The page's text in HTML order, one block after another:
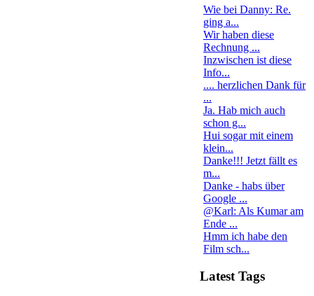
Wie bei Danny: Re.
ging a...
Wir haben diese
Rechnung ...
Inzwischen ist diese
Info...
.... herzlichen Dank für
...
Ja. Hab mich auch
schon g...
Hui sogar mit einem
klein...
Danke!!! Jetzt fällt es
m...
Danke - habs über
Google ...
@Karl: Als Kumar am
Ende ...
Hmm ich habe den
Film sch...
Latest Tags